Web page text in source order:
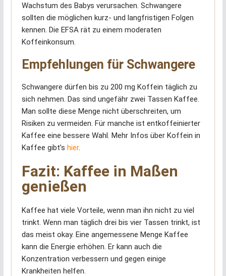
Wachstum des Babys verursachen. Schwangere
sollten die möglichen kurz- und langfristigen Folgen
kennen. Die EFSA rät zu einem moderaten
Koffeinkonsum.
Empfehlungen für Schwangere
Schwangere dürfen bis zu 200 mg Koffein täglich zu
sich nehmen. Das sind ungefähr zwei Tassen Kaffee.
Man sollte diese Menge nicht überschreiten, um
Risiken zu vermeiden. Für manche ist entkoffeinierter
Kaffee eine bessere Wahl. Mehr Infos über Koffein in
Kaffee gibt’s hier.
Fazit: Kaffee in Maßen
genießen
Kaffee hat viele Vorteile, wenn man ihn nicht zu viel
trinkt. Wenn man täglich drei bis vier Tassen trinkt, ist
das meist okay. Eine angemessene Menge Kaffee
kann die Energie erhöhen. Er kann auch die
Konzentration verbessern und gegen einige
Krankheiten helfen.